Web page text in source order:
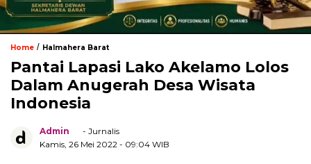
Home / Halmahera Barat
Pantai Lapasi Lako Akelamo Lolos
Dalam Anugerah Desa Wisata
Indonesia
Admin
- Jurnalis
Kamis, 26 Mei 2022 - 09:04 WIB